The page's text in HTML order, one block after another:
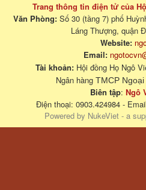
Trang thông tin điện tử của
Văn Phòng: Số 30 (tầng 7) phố
Láng Thượng, quận
Website:
Email:
Tài khoản: Hội đồng Họ Ngô
Ngân hàng TMCP
Biên tập: Ngô
Điện thoại: 0903.424984 -
Powered by NukeViet - a